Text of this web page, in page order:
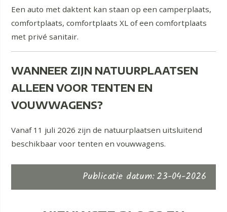
Een auto met daktent kan staan op een camperplaats,
comfortplaats, comfortplaats XL of een comfortplaats
met privé sanitair.
WANNEER ZIJN NATUURPLAATSEN
ALLEEN VOOR TENTEN EN
VOUWWAGENS?
Vanaf 11 juli 2026 zijn de natuurplaatsen uitsluitend
beschikbaar voor tenten en vouwwagens.
Publicatie datum:23-04-2026